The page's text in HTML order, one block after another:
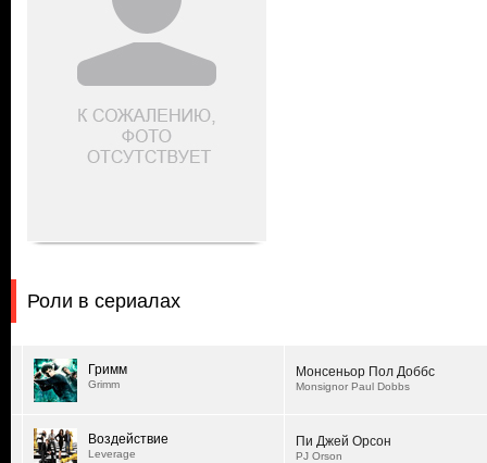
Роли в сериалах
Гримм
Grimm
Монсеньор Пол Доббс
Monsignor Paul Dobbs
Воздействие
Leverage
Пи Джей Орсон
PJ Orson